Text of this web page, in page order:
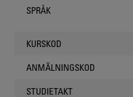
SPRÅK
KURSKOD
ANMÄLNINGSKOD
STUDIETAKT